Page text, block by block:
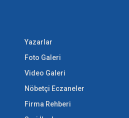
Yazarlar
Foto Galeri
Video Galeri
Nöbetçi Eczaneler
Firma Rehberi